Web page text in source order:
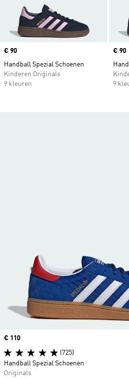
Price
€ 90
Handball Spezial Schoenen
Kinderen Originals
9 kleuren
Price
€ 90
9
Price
€ 110
(725)
Handball Spezial Schoenen
Originals